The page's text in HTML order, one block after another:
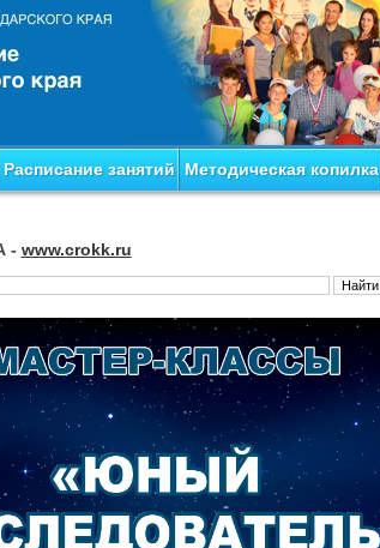
Расписание занятий Методическая копилка
- www.crokk.ru